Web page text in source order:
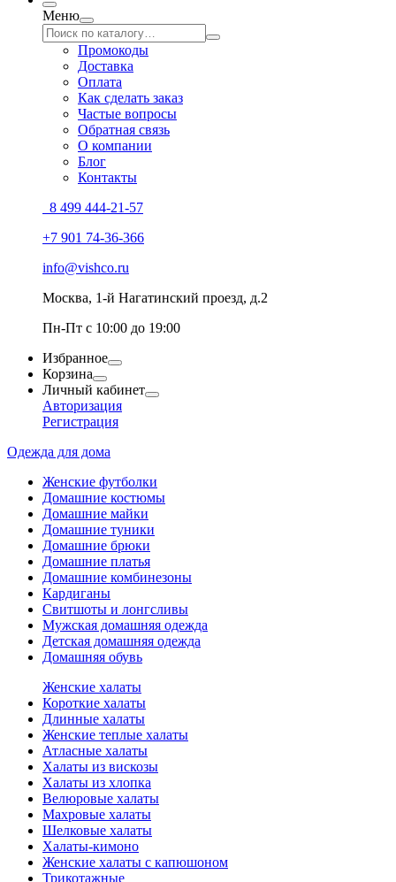
Меню
Промокоды
Доставка
Оплата
Как сделать заказ
Частые вопросы
Обратная связь
О компании
Блог
Контакты
8 499 444-21-57
+7 901 74-36-366
info@vishco.ru
Москва, 1-й Нагатинский проезд, д.2
Пн-Пт с 10:00 до 19:00
Избранное
Корзина
Личный кабинет
Авторизация
Регистрация
Одежда для дома
Женские футболки
Домашние костюмы
Домашние майки
Домашние туники
Домашние брюки
Домашние платья
Домашние комбинезоны
Кардиганы
Свитшоты и лонгсливы
Мужская домашняя одежда
Детская домашняя одежда
Домашняя обувь
Женские халаты
Короткие халаты
Длинные халаты
Женские теплые халаты
Атласные халаты
Халаты из вискозы
Халаты из хлопка
Велюровые халаты
Махровые халаты
Шелковые халаты
Халаты-кимоно
Женские халаты с капюшоном
Трикотажные